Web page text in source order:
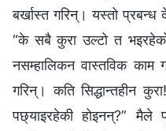
बर्खास्त गरिन्। यस्तो
“के सबै कुरा उल्टो त
नसम्हालिकन वास्तविक काम
गरिन्। कति सिद्धान्तहीन
पछ्याइरहेकी होइनन्?” मैले